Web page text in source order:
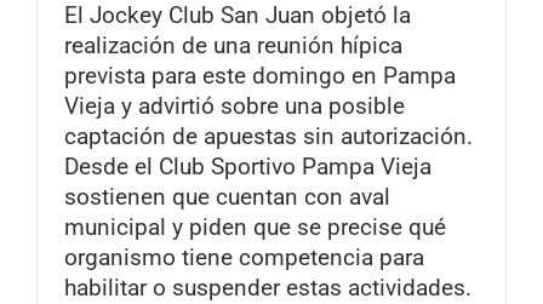
El Jockey Club San Juan objetó la
realización de una reunión hípica
prevista para este domingo en Pampa
Vieja y advirtió sobre una posible
captación de apuestas sin autorización.
Desde el Club Sportivo Pampa Vieja
sostienen que cuentan con aval
municipal y piden que se precise qué
organismo tiene competencia para
habilitar o suspender estas actividades.